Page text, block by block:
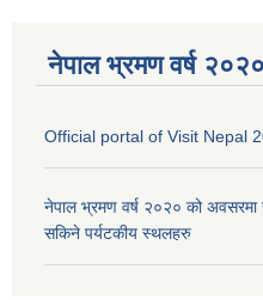
नेपाल भ्रमण वर्ष २०२०
Official portal of Visit Nepal
नेपाल भ्रमण वर्ष २०२० को अवसरमा
सकिने पर्यटकीय स्थलहरु